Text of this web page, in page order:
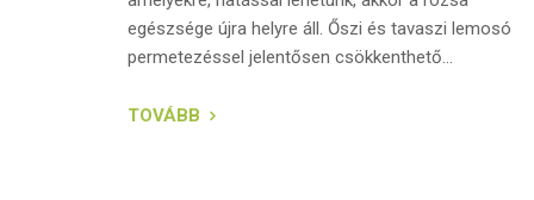
egészsége újra helyre áll. Őszi és tavaszi lemosó
permetezéssel jelentősen csökkenthető...
TOVÁBB